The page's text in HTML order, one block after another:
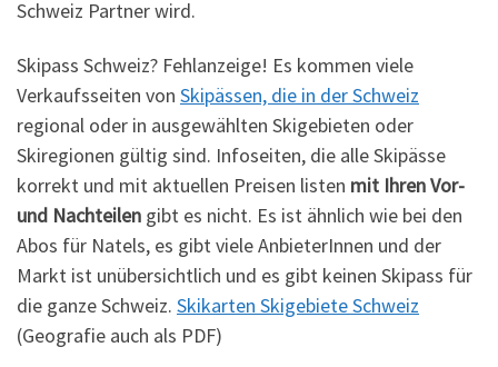
Schweiz Partner wird.
Skipass Schweiz? Fehlanzeige! Es kommen viele
Verkaufsseiten von Skipässen, die in der Schweiz
regional oder in ausgewählten Skigebieten oder
Skiregionen gültig sind. Infoseiten, die alle Skipässe
korrekt und mit aktuellen Preisen listen mit Ihren Vor-
und Nachteilen gibt es nicht. Es ist ähnlich wie bei den
Abos für Natels, es gibt viele AnbieterInnen und der
Markt ist unübersichtlich und es gibt keinen Skipass für
die ganze Schweiz. Skikarten Skigebiete Schweiz
(Geografie auch als PDF)